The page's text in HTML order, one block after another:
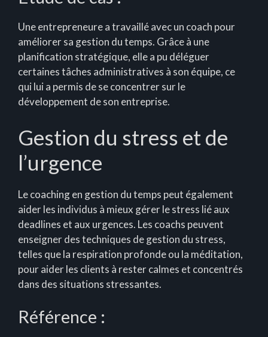
Une entrepreneure a travaillé avec un coach pour
améliorer sa gestion du temps. Grâce à une
planification stratégique, elle a pu déléguer
certaines tâches administratives à son équipe, ce
qui lui a permis de se concentrer sur le
développement de son entreprise.
Gestion du stress et de
l’urgence
Le coaching en gestion du temps peut également
aider les individus à mieux gérer le stress lié aux
deadlines et aux urgences. Les coachs peuvent
enseigner des techniques de gestion du stress,
telles que la respiration profonde ou la méditation,
pour aider les clients à rester calmes et concentrés
dans des situations stressantes.
Référence :